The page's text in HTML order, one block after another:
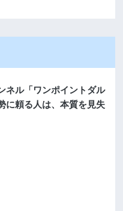
ネル「ワンポイントダル
に頼る人は、本質を見失